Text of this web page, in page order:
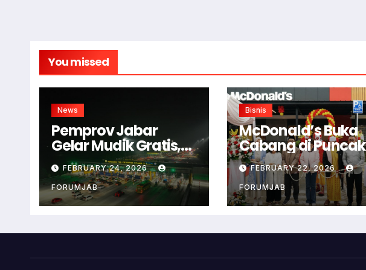
You missed
News
Pemprov Jabar
Gelar Mudik Gratis,
Begini Cara
Daftarnya!
FEBRUARY 24, 2026
FORUMJAB
Bisnis
McDonald’s Buka
Cabang di Puncak
Bogor
FEBRUARY 22, 2026
FORUMJAB